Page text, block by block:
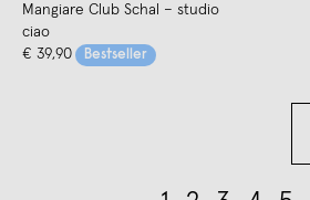
Mangiare Club Schal – studio
ciao
€ 39,90
Bestseller